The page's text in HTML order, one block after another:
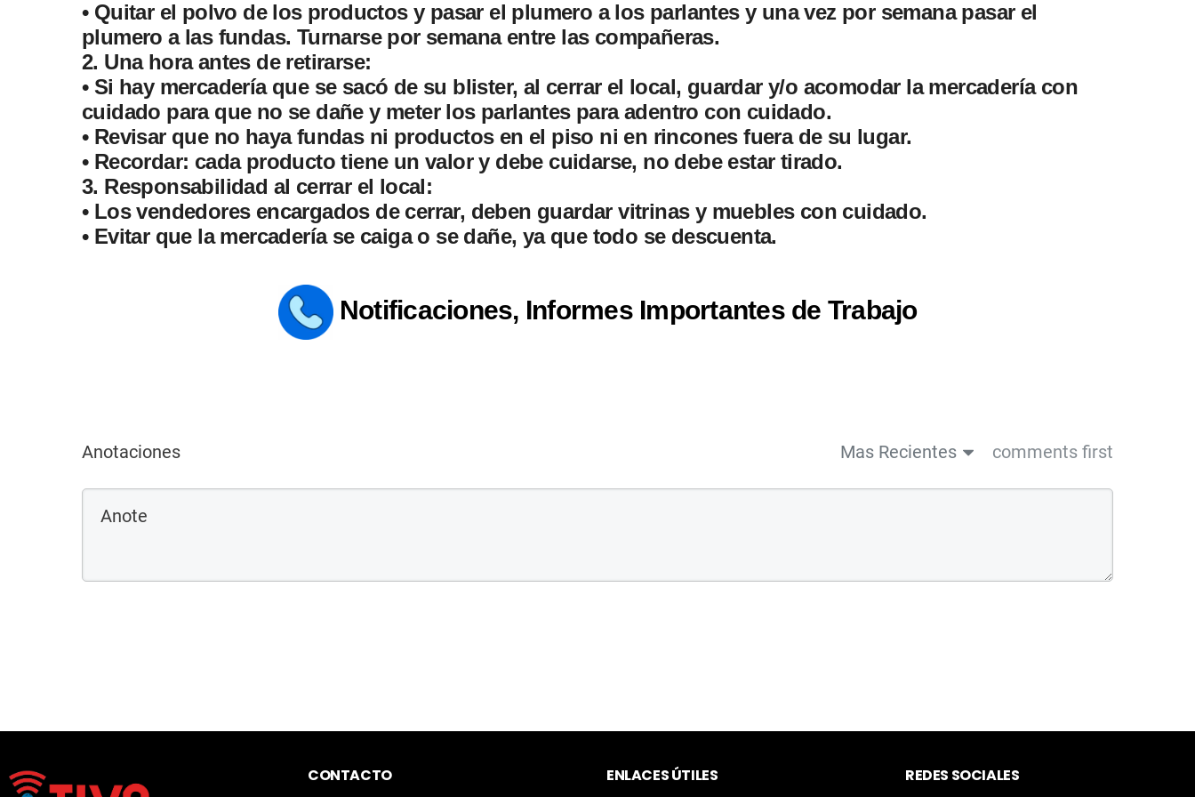
• Quitar el polvo de los productos y pasar el plumero a los parlantes y una vez por semana pasar el
plumero a las fundas. Turnarse por semana entre las compañeras.
2. Una hora antes de retirarse:
• Si hay mercadería que se sacó de su blister, al cerrar el local, guardar y/o acomodar la mercadería con
cuidado para que no se dañe y meter los parlantes para adentro con cuidado.
• Revisar que no haya fundas ni productos en el piso ni en rincones fuera de su lugar.
• Recordar: cada producto tiene un valor y debe cuidarse, no debe estar tirado.
3. Responsabilidad al cerrar el local:
• Los vendedores encargados de cerrar, deben guardar vitrinas y muebles con cuidado.
• Evitar que la mercadería se caiga o se dañe, ya que todo se descuenta.
Notificaciones, Informes Importantes de Trabajo
Anotaciones Mas Recientes comments first
CONTACTO ENLACES ÚTILES REDES SOCIALES